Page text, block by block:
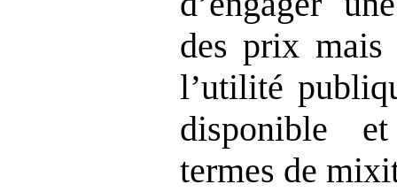
des prix mais
l’utilité
disponible
termes de